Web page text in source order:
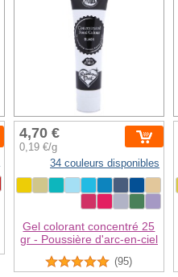
4,70 €
0,19 €/g
34 couleurs disponibles
Gel colorant concentré 25
gr - Poussière d'arc-en-ciel
(95)